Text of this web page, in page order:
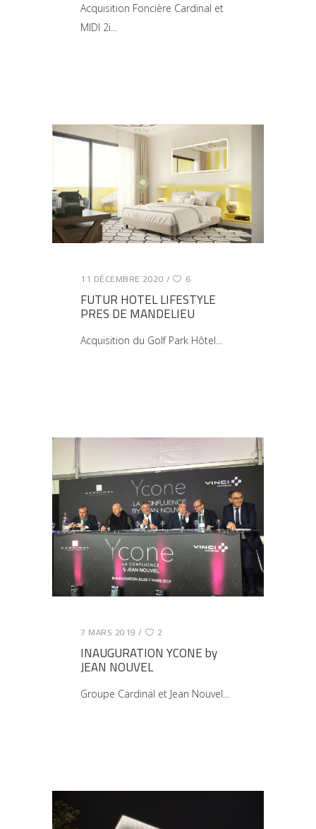
Acquisition Foncière Cardinal et
MIDI 2i
11 DÉCEMBRE 2020 6
FUTUR HOTEL LIFESTYLE
PRES DE MANDELIEU
Acquisition du Golf Park Hôtel
7 MARS 2019 2
INAUGURATION YCONE by
JEAN NOUVEL
Groupe Cardinal et Jean Nouvel